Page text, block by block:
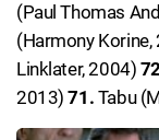
(Paul Thomas
(Harmony
Linklater, 2004)
2013)71. Tabu